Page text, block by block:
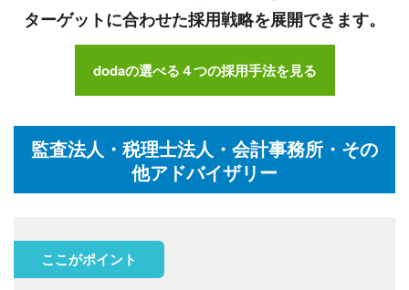
ターゲットに合わせた採用戦略を展開できます。
dodaの選べる４つの採用手法を見る
監査法人・税理士法人・会計事務所・その
他アドバイザリー
ここがポイント